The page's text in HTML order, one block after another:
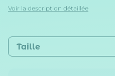
Voir la description détaillée
Taille